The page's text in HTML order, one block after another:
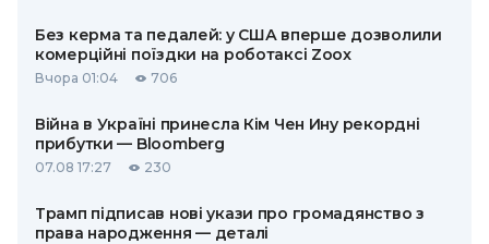
Без керма та педалей: у США вперше дозволили
комерційні поїздки на роботаксі Zoox
Вчора 01:04 706
Війна в Україні принесла Кім Чен Ину рекордні
прибутки — Bloomberg
07.08 17:27 230
Трамп підписав нові укази про громадянство з
права народження — деталі